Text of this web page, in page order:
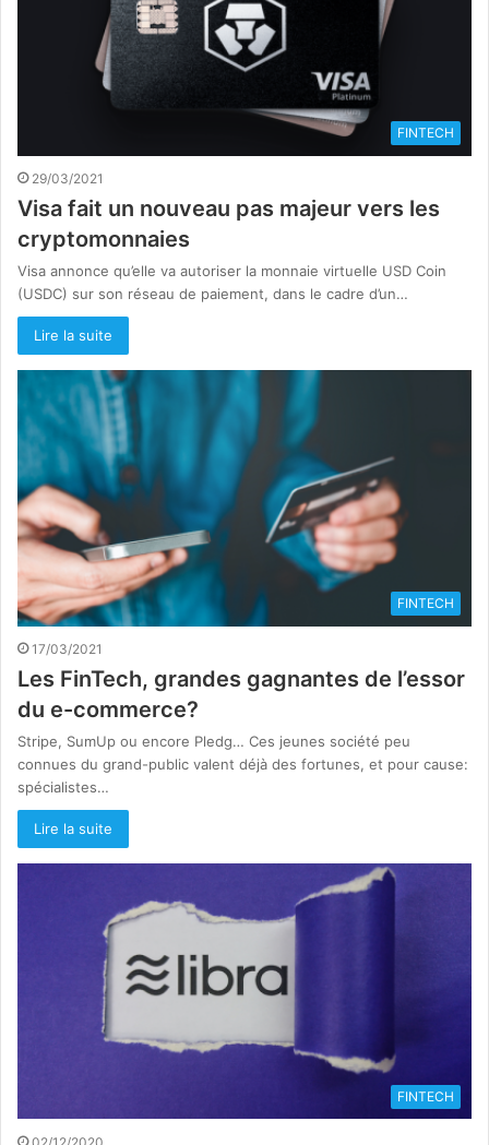
FINTECH
29/03/2021
Visa fait un nouveau pas majeur vers les
cryptomonnaies
Visa annonce qu’elle va autoriser la monnaie virtuelle USD Coin
(USDC) sur son réseau de paiement, dans le cadre d’un…
Lire la suite
FINTECH
17/03/2021
Les FinTech, grandes gagnantes de l’essor
du e-commerce?
Stripe, SumUp ou encore Pledg… Ces jeunes société peu
connues du grand-public valent déjà des fortunes, et pour cause:
spécialistes…
Lire la suite
FINTECH